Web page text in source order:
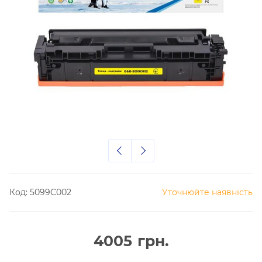
Код: 5099C002 Уточнюйте наявність
4005 грн.